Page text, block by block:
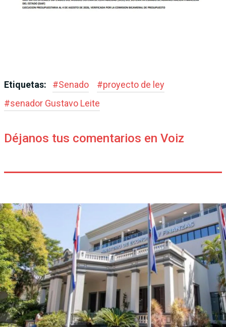
Etiquetas: #Senado #proyecto de ley
#senador Gustavo Leite
Déjanos tus comentarios en Voiz